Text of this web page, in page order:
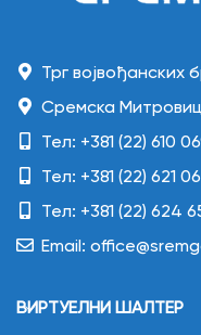
Трг војвођанских
Сремска
Тел: +381 (22) 610
Тел: +381 (22) 621
Тел: +381 (22) 624
Email:
ВИРТУЕЛНИ ШАЛТЕР